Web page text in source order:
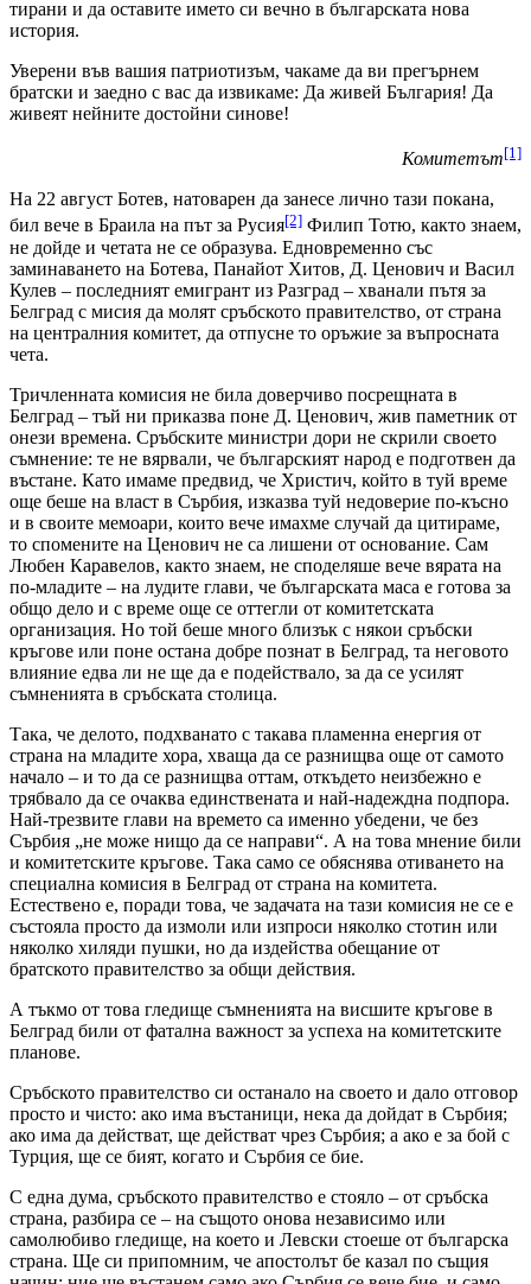
тирани и да оставите името си вечно в българската нова
история.
Уверени във вашия патриотизъм, чакаме да ви прегърнем
братски и заедно с вас да извикаме: Да живей България! Да
живеят нейните достойни синове!
Комитетът[1]
На 22 август Ботев, натоварен да занесе лично тази покана,
бил вече в Браила на път за Русия[2] Филип Тотю, както знаем,
не дойде и четата не се образува. Едновременно със
заминаването на Ботева, Панайот Хитов, Д. Ценович и Васил
Кулев – последният емигрант из Разград – хванали пътя за
Белград с мисия да молят сръбското правителство, от страна
на централния комитет, да отпусне то оръжие за въпросната
чета.
Тричленната комисия не била доверчиво посрещната в
Белград – тъй ни приказва поне Д. Ценович, жив паметник от
онези времена. Сръбските министри дори не скрили своето
съмнение: те не вярвали, че българският народ е подготвен да
въстане. Като имаме предвид, че Христич, който в туй време
още беше на власт в Сърбия, изказва туй недоверие по-късно
и в своите мемоари, които вече имахме случай да цитираме,
то спомените на Ценович не са лишени от основание. Сам
Любен Каравелов, както знаем, не споделяше вече вярата на
по-младите – на лудите глави, че българската маса е готова за
общо дело и с време още се оттегли от комитетската
организация. Но той беше много близък с някои сръбски
кръгове или поне остана добре познат в Белград, та неговото
влияние едва ли не ще да е подействало, за да се усилят
съмненията в сръбската столица.
Така, че делото, подхванато с такава пламенна енергия от
страна на младите хора, хваща да се разнищва още от самото
начало – и то да се разнищва оттам, откъдето неизбежно е
трябвало да се очаква единствената и най-надеждна подпора.
Най-трезвите глави на времето са именно убедени, че без
Сърбия „не може нищо да се направи“. А на това мнение били
и комитетските кръгове. Така само се обяснява отиването на
специална комисия в Белград от страна на комитета.
Естествено е, поради това, че задачата на тази комисия не се е
състояла просто да измоли или изпроси няколко стотин или
няколко хиляди пушки, но да издейства обещание от
братското правителство за общи действия.
А тъкмо от това гледище съмненията на висшите кръгове в
Белград били от фатална важност за успеха на комитетските
планове.
Сръбското правителство си останало на своето и дало отговор
просто и чисто: ако има въстаници, нека да дойдат в Сърбия;
ако има да действат, ще действат чрез Сърбия; а ако е за бой с
Турция, ще се бият, когато и Сърбия се бие.
С една дума, сръбското правителство е стояло – от сръбска
страна, разбира се – на същото онова независимо или
самолюбиво гледище, на което и Левски стоеше от българска
страна. Ще си припомним, че апостолът бе казал по същия